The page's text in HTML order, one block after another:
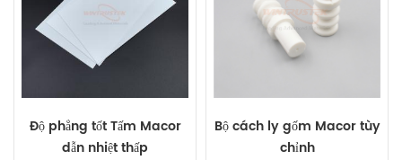
Độ phẳng tốt Tấm Macor
dẫn nhiệt thấp
Bộ cách ly gốm Macor tùy
chỉnh